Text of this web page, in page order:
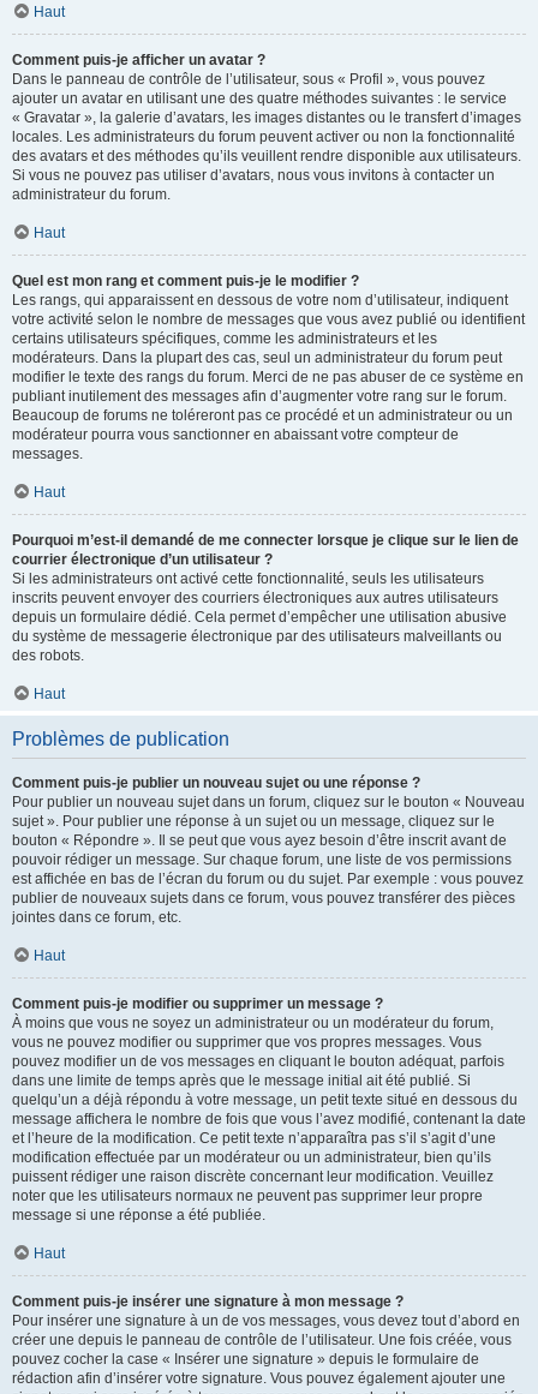
Haut
Comment puis-je afficher un avatar ?
Dans le panneau de contrôle de l’utilisateur, sous « Profil », vous pouvez
ajouter un avatar en utilisant une des quatre méthodes suivantes : le service
« Gravatar », la galerie d’avatars, les images distantes ou le transfert d’images
locales. Les administrateurs du forum peuvent activer ou non la fonctionnalité
des avatars et des méthodes qu’ils veuillent rendre disponible aux utilisateurs.
Si vous ne pouvez pas utiliser d’avatars, nous vous invitons à contacter un
administrateur du forum.
Haut
Quel est mon rang et comment puis-je le modifier ?
Les rangs, qui apparaissent en dessous de votre nom d’utilisateur, indiquent
votre activité selon le nombre de messages que vous avez publié ou identifient
certains utilisateurs spécifiques, comme les administrateurs et les
modérateurs. Dans la plupart des cas, seul un administrateur du forum peut
modifier le texte des rangs du forum. Merci de ne pas abuser de ce système en
publiant inutilement des messages afin d’augmenter votre rang sur le forum.
Beaucoup de forums ne toléreront pas ce procédé et un administrateur ou un
modérateur pourra vous sanctionner en abaissant votre compteur de
messages.
Haut
Pourquoi m’est-il demandé de me connecter lorsque je clique sur le lien de
courrier électronique d’un utilisateur ?
Si les administrateurs ont activé cette fonctionnalité, seuls les utilisateurs
inscrits peuvent envoyer des courriers électroniques aux autres utilisateurs
depuis un formulaire dédié. Cela permet d’empêcher une utilisation abusive
du système de messagerie électronique par des utilisateurs malveillants ou
des robots.
Haut
Problèmes de publication
Comment puis-je publier un nouveau sujet ou une réponse ?
Pour publier un nouveau sujet dans un forum, cliquez sur le bouton « Nouveau
sujet ». Pour publier une réponse à un sujet ou un message, cliquez sur le
bouton « Répondre ». Il se peut que vous ayez besoin d’être inscrit avant de
pouvoir rédiger un message. Sur chaque forum, une liste de vos permissions
est affichée en bas de l’écran du forum ou du sujet. Par exemple : vous pouvez
publier de nouveaux sujets dans ce forum, vous pouvez transférer des pièces
jointes dans ce forum, etc.
Haut
Comment puis-je modifier ou supprimer un message ?
À moins que vous ne soyez un administrateur ou un modérateur du forum,
vous ne pouvez modifier ou supprimer que vos propres messages. Vous
pouvez modifier un de vos messages en cliquant le bouton adéquat, parfois
dans une limite de temps après que le message initial ait été publié. Si
quelqu’un a déjà répondu à votre message, un petit texte situé en dessous du
message affichera le nombre de fois que vous l’avez modifié, contenant la date
et l’heure de la modification. Ce petit texte n’apparaîtra pas s’il s’agit d’une
modification effectuée par un modérateur ou un administrateur, bien qu’ils
puissent rédiger une raison discrète concernant leur modification. Veuillez
noter que les utilisateurs normaux ne peuvent pas supprimer leur propre
message si une réponse a été publiée.
Haut
Comment puis-je insérer une signature à mon message ?
Pour insérer une signature à un de vos messages, vous devez tout d’abord en
créer une depuis le panneau de contrôle de l’utilisateur. Une fois créée, vous
pouvez cocher la case « Insérer une signature » depuis le formulaire de
rédaction afin d’insérer votre signature. Vous pouvez également ajouter une